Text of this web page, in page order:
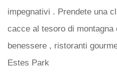
impegnativi . Prendete una
cacce al tesoro di
benessere , ristoranti
Estes Park